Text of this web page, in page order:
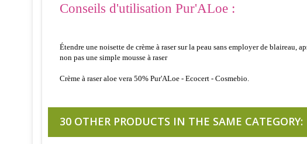
Conseils d'utilisation Pur'ALoe :
Étendre une noisette de crème à raser sur la peau sans employer de blaireau,
non pas une simple mousse à raser
Crème à raser aloe vera 50% Pur'ALoe - Ecocert - Cosmebio.
30 OTHER PRODUCTS IN THE SAME CATEGORY: